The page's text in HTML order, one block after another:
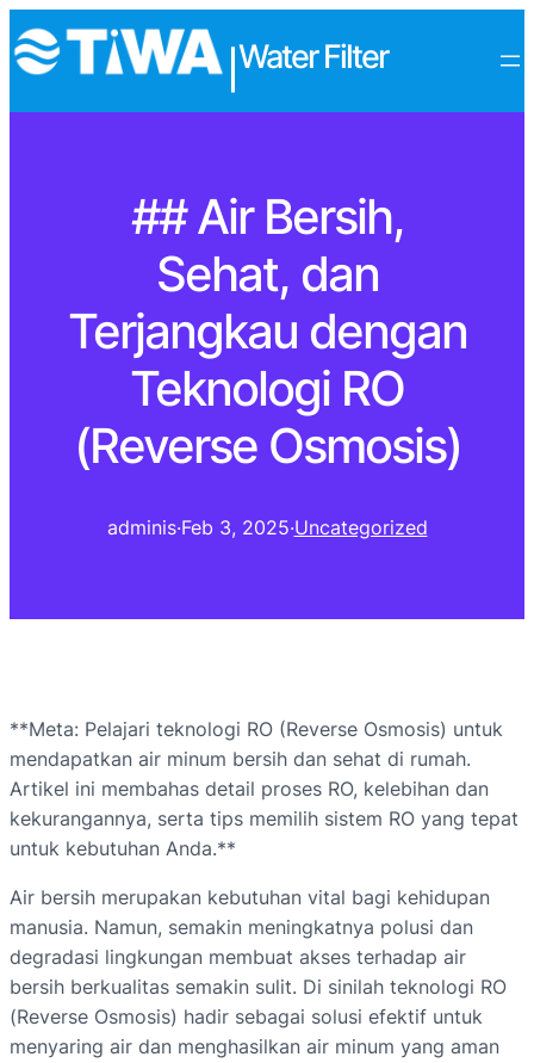
Water Filter
## Air Bersih,
Sehat, dan
Terjangkau dengan
Teknologi RO
(Reverse Osmosis)
adminis·Feb 3, 2025·Uncategorized
**Meta: Pelajari teknologi RO (Reverse Osmosis) untuk
mendapatkan air minum bersih dan sehat di rumah.
Artikel ini membahas detail proses RO, kelebihan dan
kekurangannya, serta tips memilih sistem RO yang tepat
untuk kebutuhan Anda.**
Air bersih merupakan kebutuhan vital bagi kehidupan
manusia. Namun, semakin meningkatnya polusi dan
degradasi lingkungan membuat akses terhadap air
bersih berkualitas semakin sulit. Di sinilah teknologi RO
(Reverse Osmosis) hadir sebagai solusi efektif untuk
menyaring air dan menghasilkan air minum yang aman